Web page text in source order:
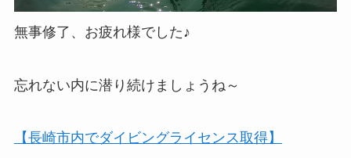
無事修了、お疲れ様でした♪
忘れない内に潜り続けましょうね～
【長崎市内でダイビングライセンス取得】